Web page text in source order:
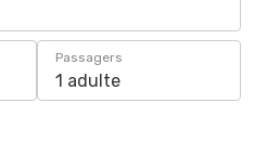
Passagers
1 adulte